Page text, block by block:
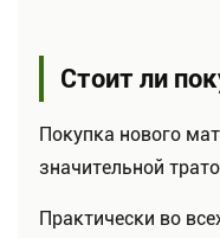
Стоит ли
Покупка нового
значительной
Практически во